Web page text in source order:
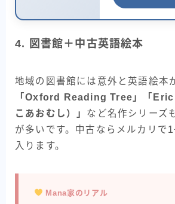
4. 図書館＋中古英語絵本
地域の図書館には意外と英語絵本
「Oxford Reading Tree」「
こあおむし）」 など名作シリーズ
が多いです。中古ならメルカリで
入ります。
Mana家のリアル